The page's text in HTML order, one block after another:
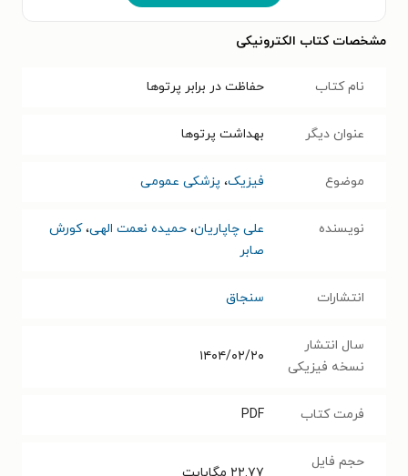
مشخصات کتاب الکترونیکی
نام کتاب حفاظت در برابر پرتوها
عنوان دیگر بهداشت پرتوها
موضوع فیزیک، پزشکی عمومی
نویسنده علی چاپاریان، حمیده نعمت الهی،کورش
صابر
انتشارات سنجاق
سال انتشار
نسخه فیزیکی
۱۴۰۴/۰۲/۲۰
فرمت کتاب PDF
حجم فایل